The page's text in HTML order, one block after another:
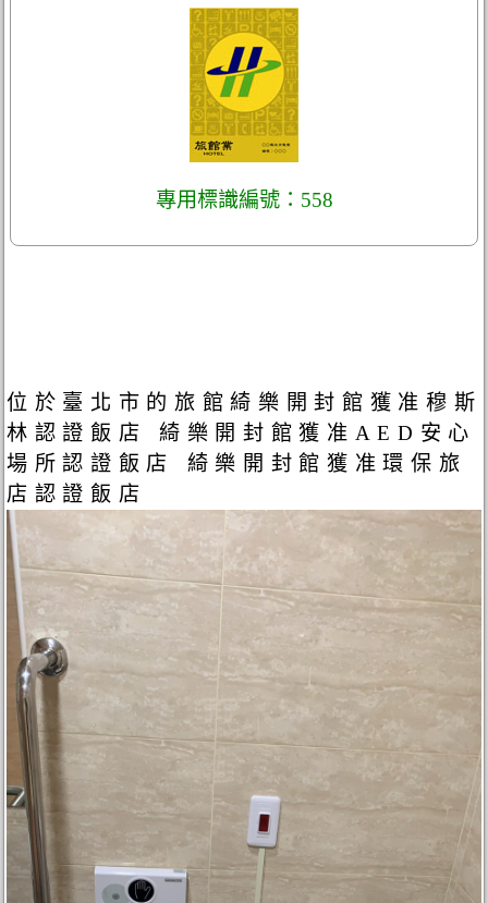
專用標識編號：558
位於臺北市的旅館綺樂開封館獲准穆斯
林認證飯店 綺樂開封館獲准AED安心
場所認證飯店 綺樂開封館獲准環保旅
店認證飯店